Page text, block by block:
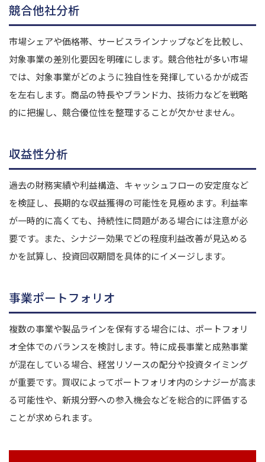
競合他社分析
市場シェアや価格帯、サービスラインナップなどを比較し、
対象事業の差別化要因を明確にします。競合他社が多い市場
では、対象事業がどのように独自性を発揮しているかが成否
を左右します。商品の特長やブランド力、技術力などを戦略
的に把握し、競合優位性を整理することが欠かせません。
収益性分析
過去の財務実績や利益構造、キャッシュフローの安定度など
を検証し、長期的な収益獲得の可能性を見極めます。利益率
が一時的に高くても、持続性に問題がある場合には注意が必
要です。また、シナジー効果でどの程度利益改善が見込める
かを試算し、投資回収期間を具体的にイメージします。
事業ポートフォリオ
複数の事業や製品ラインを保有する場合には、ポートフォリ
オ全体でのバランスを検討します。特に成長事業と成熟事業
が混在している場合、経営リソースの配分や投資タイミング
が重要です。買収によってポートフォリオ内のシナジーが高ま
る可能性や、新規分野への参入機会などを総合的に評価する
ことが求められます。